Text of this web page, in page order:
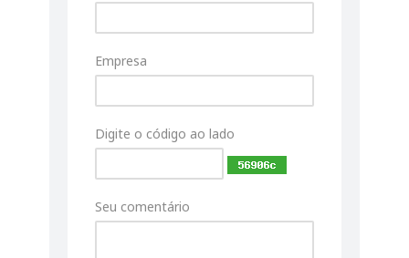
Empresa
Digite o código ao lado
Seu comentário